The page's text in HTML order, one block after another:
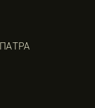
ΠΑΤΡΑ